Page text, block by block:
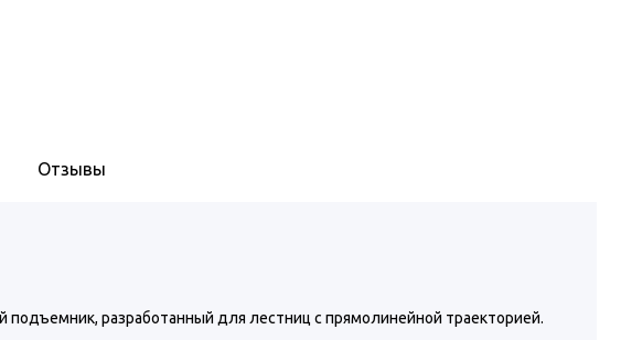
Отзывы
разработанный для лестниц с прямолинейной траекторией.